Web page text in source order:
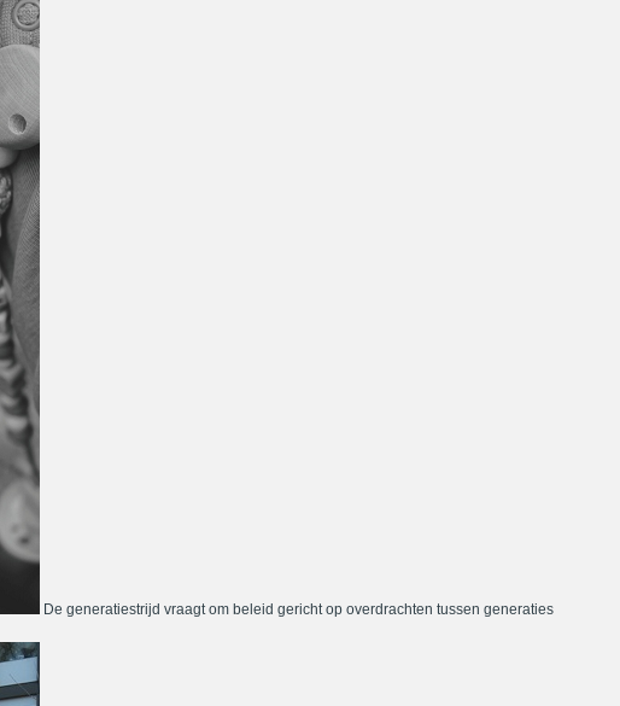
De generatiestrijd vraagt om beleid gericht op overdrachten tussen generaties